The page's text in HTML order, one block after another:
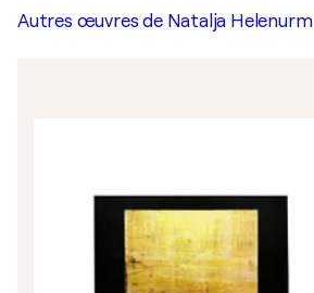
Autres œuvres de Natalja Helenurm